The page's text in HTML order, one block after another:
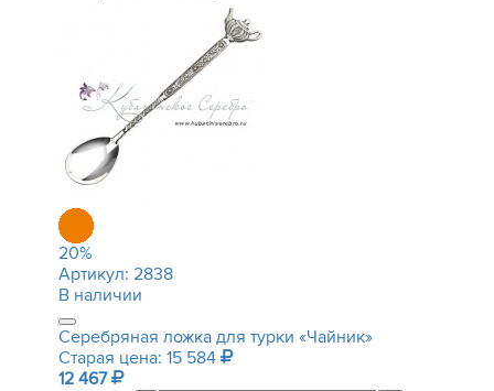
20%
Артикул: 2838
В наличии
Серебряная ложка для турки «Чайник»
Старая цена: 15 584
12 467